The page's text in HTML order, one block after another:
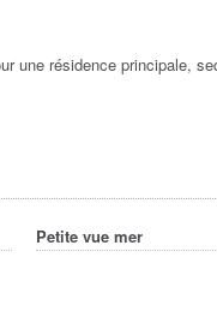
une résidence principale,
Petite vue mer